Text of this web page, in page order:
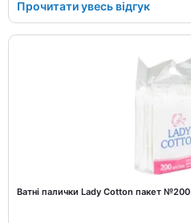
Прочитати увесь відгук
Ватні палички Lady Cotton пакет №200